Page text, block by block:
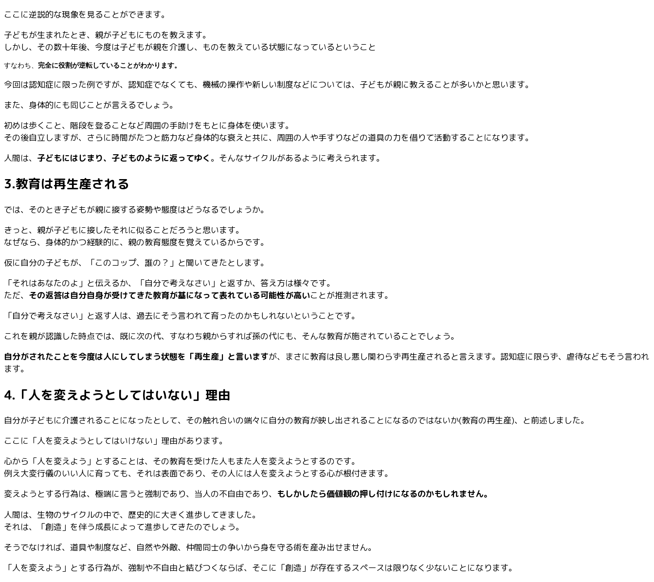
ここに逆説的な現象を見ることができます。
子どもが生まれたとき、親が子どもにものを教えます。
しかし、その数十年後、今度は子どもが親を介護し、ものを教えている状態になっているということ
すなわち、 完全に役割が逆転していることがわかります。
今回は認知症に限った例ですが、認知症でなくても、機械の操作や新しい制度などについては、子どもが親に教えることが多いかと思います。
また、身体的にも同じことが言えるでしょう。
初めは歩くこと、階段を登ることなど周囲の手助けをもとに身体を使います。
その後自立しますが、さらに時間がたつと筋力など身体的な衰えと共に、周囲の人や手すりなどの道具の力を借りて活動することになります。
人間は、 子どもにはじまり、子どものように返ってゆく 。そんなサイクルがあるように考えられます。
3.教育は再生産される
では、そのとき子どもが親に接する姿勢や態度はどうなるでしょうか。
きっと、親が子どもに接したそれに似ることだろうと思います。
なぜなら、身体的かつ経験的に、親の教育態度を覚えているからです。
仮に自分の子どもが、「このコップ、誰の？」と聞いてきたとします。
「それはあなたのよ」と伝えるか、「自分で考えなさい」と返すか、答え方は様々です。
ただ、 その返答は自分自身が受けてきた教育が基になって表れている可能性が高いことが推測されます。
「自分で考えなさい」と返す人は、過去にそう言われて育ったのかもしれないということです。
これを親が認識した時点では、既に次の代、すなわち親からすれば孫の代にも、そんな教育が施されていることでしょう。
自分がされたことを今度は人にしてしまう状態を「再生産」と言いますが、まさに教育は良し悪し関わらず再生産されると言えます。認知症に限らず、虐待などもそう言われ
ます。
4.「人を変えようとしてはいない」理由
自分が子どもに介護されることになったとして、その触れ合いの端々に自分の教育が映し出されることになるのではないか(教育の再生産)、と前述しました。
ここに「人を変えようとしてはいけない」理由があります。
心から「人を変えよう」とすることは、その教育を受けた人もまた人を変えようとするのです。
例え大変行儀のいい人に育っても、それは表面であり、その人には人を変えようとする心が根付きます。
変えようとする行為は、極端に言うと強制であり、当人の不自由であり、 もしかしたら価値観の押し付けになるのかもしれません。
人間は、生物のサイクルの中で、歴史的に大きく進歩してきました。
それは、「創造」を伴う成長によって進歩してきたのでしょう。
そうでなければ、道具や制度など、自然や外敵、仲間同士の争いから身を守る術を産み出せません。
「人を変えよう」とする行為が、強制や不自由と結びつくならば、そこに「創造」が存在するスペースは限りなく少ないことになります。